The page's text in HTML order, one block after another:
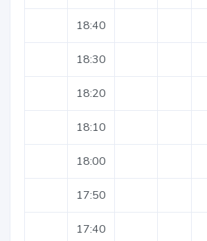
18:40
18:30
18:20
18:10
18:00
17:50
17:40